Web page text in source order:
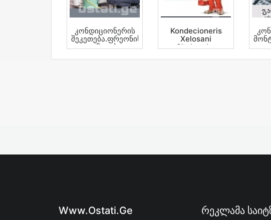
Კონდიციონერის
Შეკეთება.ფრეონის
Დამატება.
Kondecioneris
Xelosani
Sheketeba
Www.ostati.ge Რეკლამა